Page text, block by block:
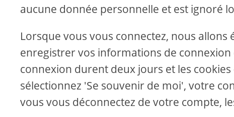
aucune donnée personnelle et est ignoré
Lorsque vous vous connectez, nous
enregistrer vos informations de
connexion durent deux jours et les
sélectionnez 'Se souvenir de moi', votre
vous vous déconnectez de votre compte,